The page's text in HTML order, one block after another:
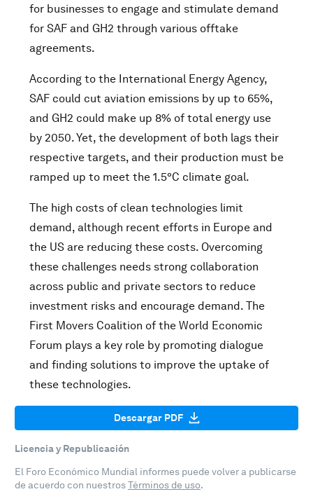
for businesses to engage and stimulate demand
for SAF and GH2 through various offtake
agreements.
According to the International Energy Agency,
SAF could cut aviation emissions by up to 65%,
and GH2 could make up 8% of total energy use
by 2050. Yet, the development of both lags their
respective targets, and their production must be
ramped up to meet the 1.5°C climate goal.
The high costs of clean technologies limit
demand, although recent efforts in Europe and
the US are reducing these costs. Overcoming
these challenges needs strong collaboration
across public and private sectors to reduce
investment risks and encourage demand. The
First Movers Coalition of the World Economic
Forum plays a key role by promoting dialogue
and finding solutions to improve the uptake of
these technologies.
Descargar PDF
Licencia y Republicación
El Foro Económico Mundial informes puede volver a publicarse
de acuerdo con nuestrosTérminos de uso.